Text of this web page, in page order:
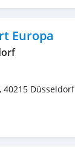
Europa
, 40215 Düsseldorf